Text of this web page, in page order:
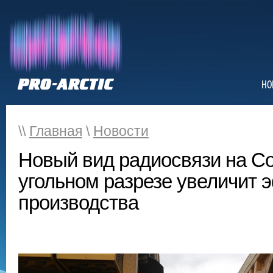
\\ Главная \ Новости
Новый вид радиосвязи на
угольном разрезе увеличит
производства